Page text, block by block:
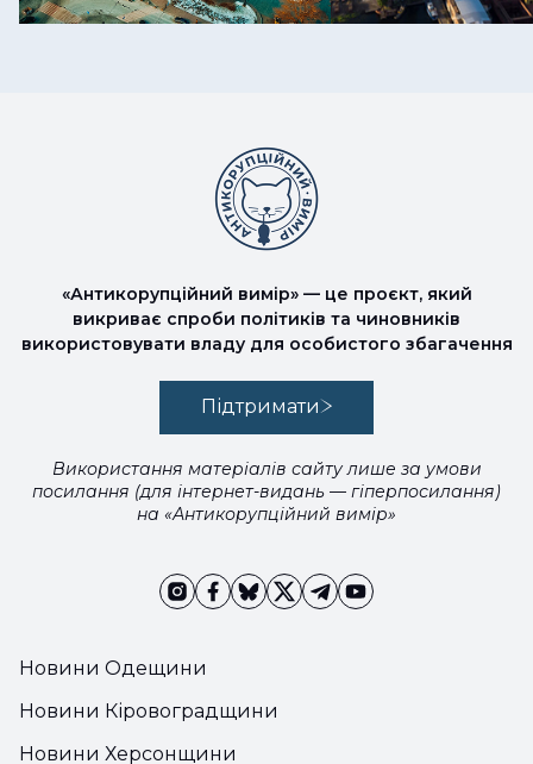
Новини Одещини
Новини Кіровоградщини
Новини Херсонщини
«Антикорупційний вимір» — це проєкт, який
викриває спроби політиків та чиновників
використовувати владу для особистого збагачення
Підтримати
Використання матеріалів сайту лише за умови
посилання (для інтернет-видань — гіперпосилання)
на «Антикорупційний вимір»